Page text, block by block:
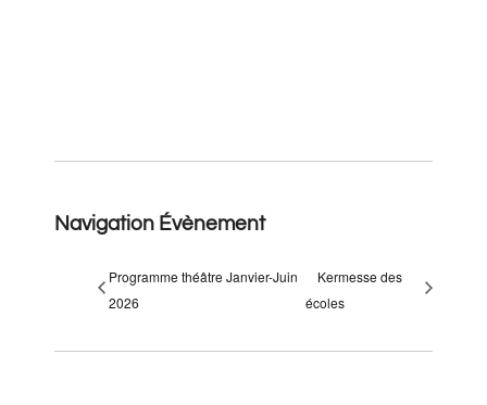
Navigation Évènement
Programme théâtre Janvier-Juin
2026
Kermesse des
écoles